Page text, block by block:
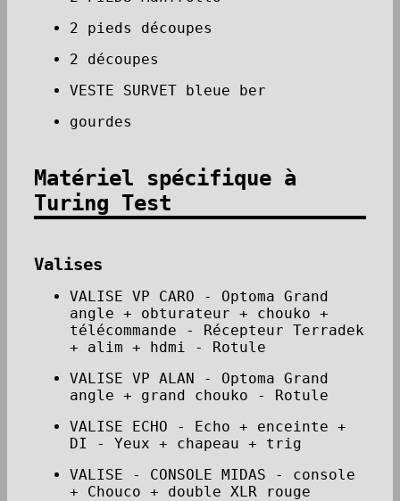
2 pieds découpes
2 découpes
VESTE SURVET bleue ber
gourdes
Matériel spécifique à
Turing Test
Valises
VALISE VP CARO - Optoma Grand
angle + obturateur + chouko +
télécommande - Récepteur Terradek
+ alim + hdmi - Rotule
VALISE VP ALAN - Optoma Grand
angle + grand chouko - Rotule
VALISE ECHO - Echo + enceinte +
DI - Yeux + chapeau + trig
VALISE - CONSOLE MIDAS - console
+ Chouco + double XLR rouge